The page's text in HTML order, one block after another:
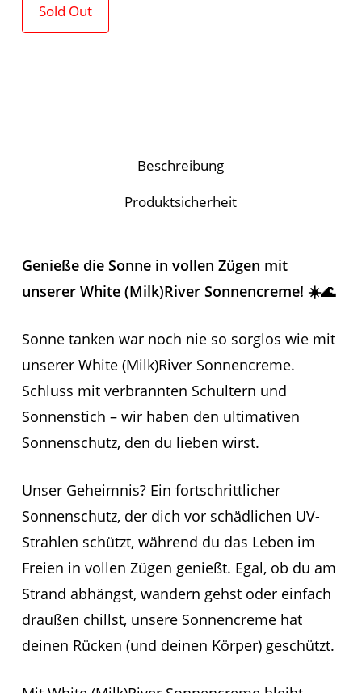
Sold Out
Beschreibung
Produktsicherheit
Genieße die Sonne in vollen Zügen mit
unserer White (Milk)River Sonnencreme! ☀️🌊
Sonne tanken war noch nie so sorglos wie mit
unserer White (Milk)River Sonnencreme.
Schluss mit verbrannten Schultern und
Sonnenstich – wir haben den ultimativen
Sonnenschutz, den du lieben wirst.
Unser Geheimnis? Ein fortschrittlicher
Sonnenschutz, der dich vor schädlichen UV-
Strahlen schützt, während du das Leben im
Freien in vollen Zügen genießt. Egal, ob du am
Strand abhängst, wandern gehst oder einfach
draußen chillst, unsere Sonnencreme hat
deinen Rücken (und deinen Körper) geschützt.